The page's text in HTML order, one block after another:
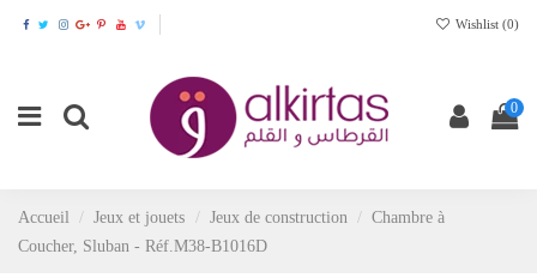
Wishlist (0)
0
Accueil Jeux et jouets Jeux de construction
Chambre à
Coucher, Sluban - Réf.M38-B1016D